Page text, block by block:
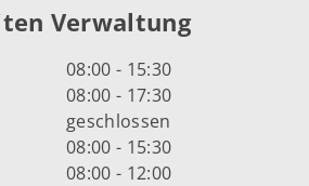
Verwaltung
08:00 - 15:30
08:00 - 17:30
geschlossen
08:00 - 15:30
08:00 - 12:00